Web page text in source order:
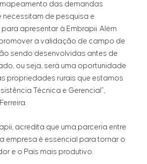
mapeamento das demandas
de pesquisa e
apresentar à Embrapii. Além
a validação de campo de
sendo desenvolvidas antes de
ou seja, será uma oportunidade
propriedades rurais que estamos
Técnica e Gerencial”,
acredita que uma parceria entre
empresa é essencial para tornar o
e o País mais produtivo.